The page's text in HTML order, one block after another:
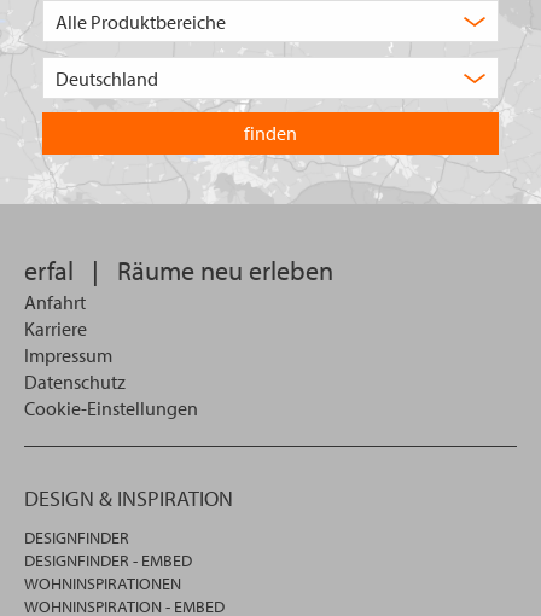
in
welchem
Land
Sie
suchen
erfal | Räume neu erleben
Anfahrt
Karriere
Impressum
Datenschutz
Cookie-Einstellungen
DESIGN & INSPIRATION
DESIGNFINDER
DESIGNFINDER - EMBED
WOHNINSPIRATIONEN
WOHNINSPIRATION - EMBED